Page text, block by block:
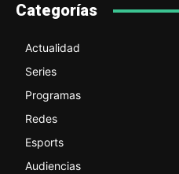
Categorías
Actualidad
Series
Programas
Redes
Esports
Audiencias